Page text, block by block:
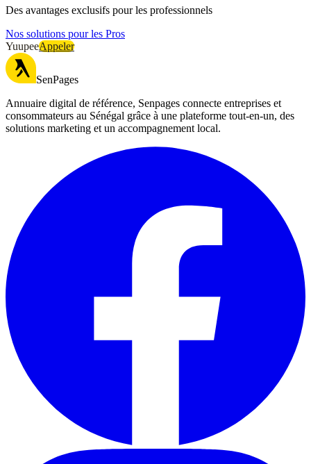
Des avantages exclusifs pour les professionnels
Nos solutions pour les Pros
YuupeeAppeler
SenPages
Annuaire digital de référence, Senpages connecte entreprises et
consommateurs au Sénégal grâce à une plateforme tout-en-un, des
solutions marketing et un accompagnement local.